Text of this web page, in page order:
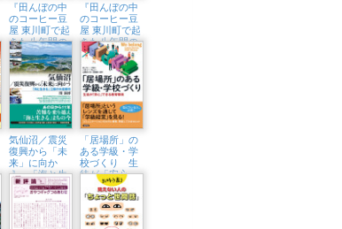
『田んぼの中
のコーヒー豆
屋 東川町で起
きた八年間の
奇跡』刊行記
念トークイベ
ント （2/17
㈮、紀伊國屋
書店新宿本
『田んぼの中
のコーヒー豆
屋 東川町で起
きた八年間の
奇跡』刊行記
念トークイベ
ント （2/16
㈭、オンライ
ン＋誠品生活
日本橋）
気仙沼／震災
復興から「未
来」に向か
う 「海と生
きる」三陸の
水産都市
「居場所」の
ある学級・学
校づくり 生
徒が「安心」
できる教育環
境